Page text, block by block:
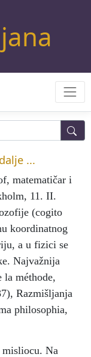
...
matematičar i
11. II.
(cogito
koordinatnog
a u fizici se
Najvažnija
la méthode,
Razmišljanja
philosophia,
Na